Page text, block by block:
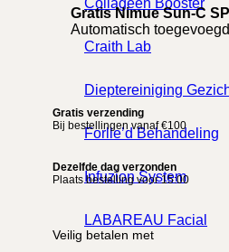
Collageen Booster
Craith Lab
Dieptereiniging
Forlle’d Behandeling
Infuzion System
LABAREAU Facial
50ml
aantal
Gratis Nimue Sun-C
Automatisch
Gratis verzending
Bij bestellingen vanaf €100
Dezelfde dag verzonden
Plaats bestelling voor 15:00
Veilig betalen met